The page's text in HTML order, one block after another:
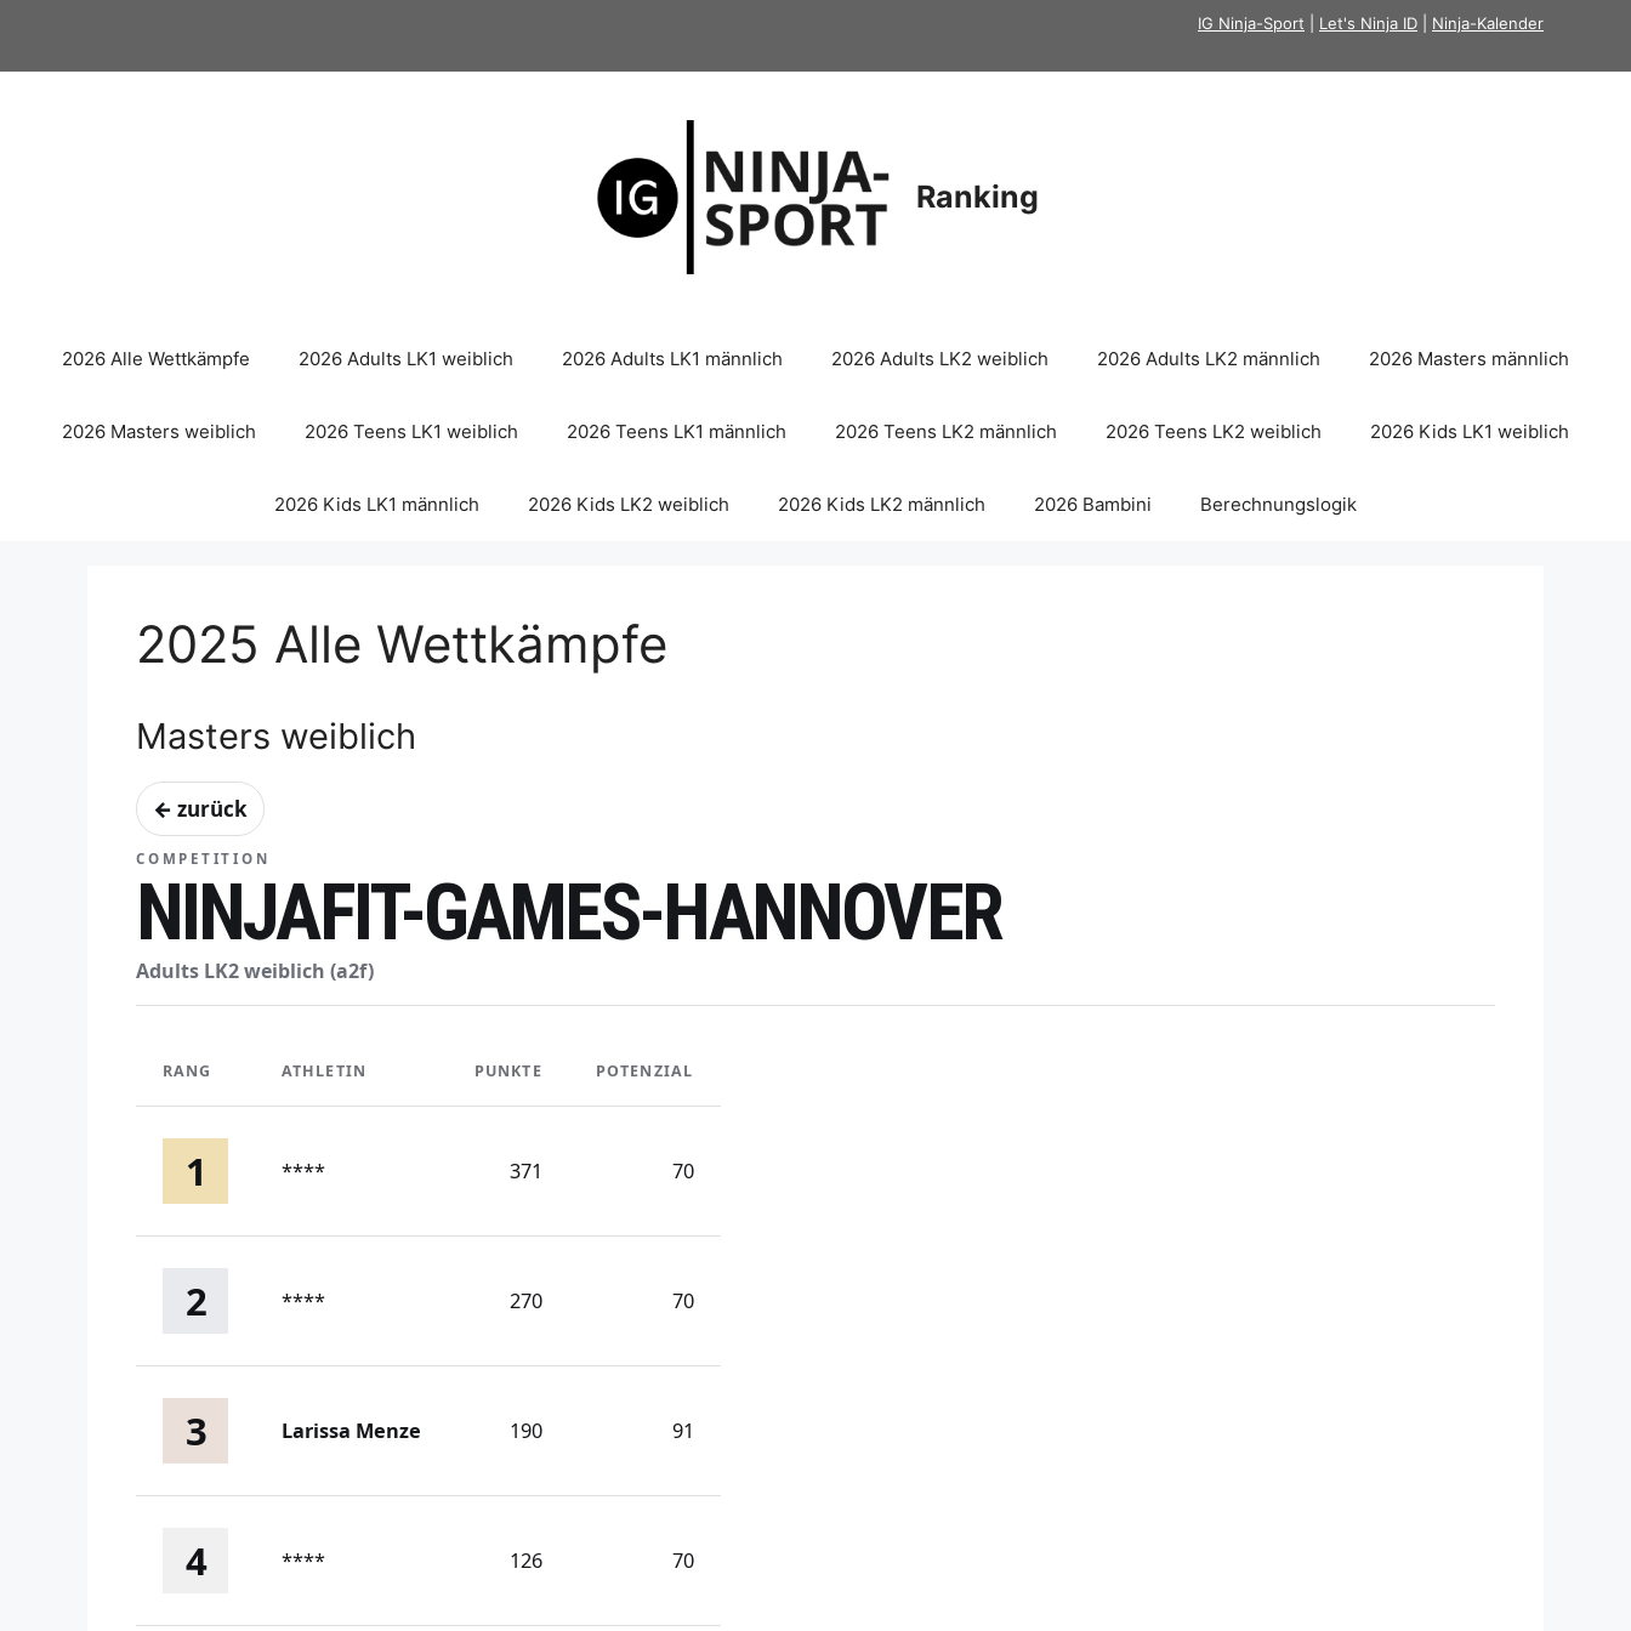
springen
IG Ninja-Sport Let's Ninja ID Ninja-Kalender
Ranking
2026 Alle Wettkämpfe 2026 Adults LK1 weiblich 2026 Adults LK1 männlich 2026 Adults LK2 weiblich 2026 Adults LK2 männlich 2026 Masters männlich
2026 Masters weiblich 2026 Teens LK1 weiblich 2026 Teens LK1 männlich 2026 Teens LK2 männlich 2026 Teens LK2 weiblich 2026 Kids LK1 weiblich
2026 Kids LK1 männlich 2026 Kids LK2 weiblich 2026 Kids LK2 männlich 2026 Bambini Berechnungslogik
2025 Alle Wettkämpfe
Masters weiblich
← zurück
COMPETITION
NINJAFIT-GAMES-HANNOVER
Adults LK2 weiblich (a2f)
RANG ATHLETIN PUNKTE POTENZIAL
1 **** 371 70
2 **** 270 70
3 Larissa Menze 190 91
4 **** 126 70